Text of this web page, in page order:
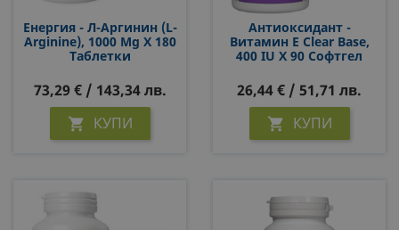
Енергия - Л-Аргинин (L-
Arginine), 1000 Mg Х 180
Таблетки
73,29 € / 143,34 лв.
 КУПИ
Антиоксидант -
Витамин E Clear Base,
400 IU Х 90 Софтгел
26,44 € / 51,71 лв.
 КУПИ